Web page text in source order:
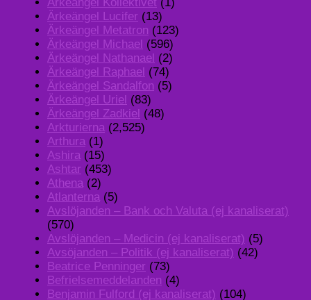
Ärkeängel Kollektivet (1)
Ärkeängel Lucifer (13)
Ärkeängel Metatron (123)
Ärkeängel Michael (596)
Ärkeängel Nathanael (2)
Ärkeängel Raphael (74)
Ärkeängel Sandalfon (5)
Ärkeängel Uriel (83)
Ärkeängel Zadkiel (48)
Arkturierna (2,525)
Arthura (1)
Ashira (15)
Ashtar (453)
Athena (2)
Atlanterna (5)
Avslöjanden – Bank och Valuta (ej kanaliserat)
(570)
Avslöjanden – Medicin (ej kanaliserat) (5)
Avsöjanden – Politik (ej kanaliserat) (42)
Beatrice Penninger (73)
Befrielsemeddelanden (4)
Benjamin Fulford (ej kanaliserat) (104)